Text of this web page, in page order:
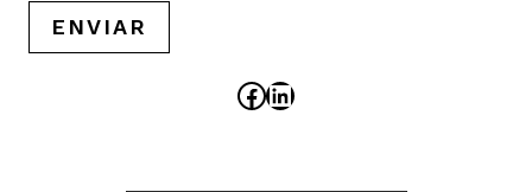
ENVIAR
Facebook
LinkedIn